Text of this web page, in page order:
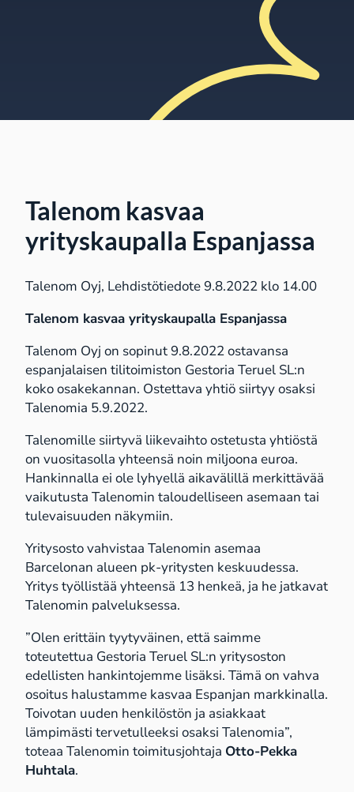
Talenom kasvaa
yrityskaupalla Espanjassa
Talenom Oyj, Lehdistötiedote 9.8.2022 klo 14.00
Talenom kasvaa yrityskaupalla Espanjassa
Talenom Oyj on sopinut 9.8.2022 ostavansa
espanjalaisen tilitoimiston Gestoria Teruel SL:n
koko osakekannan. Ostettava yhtiö siirtyy osaksi
Talenomia 5.9.2022.
Talenomille siirtyvä liikevaihto ostetusta yhtiöstä
on vuositasolla yhteensä noin miljoona euroa.
Hankinnalla ei ole lyhyellä aikavälillä merkittävää
vaikutusta Talenomin taloudelliseen asemaan tai
tulevaisuuden näkymiin.
Yritysosto vahvistaa Talenomin asemaa
Barcelonan alueen pk-yritysten keskuudessa.
Yritys työllistää yhteensä 13 henkeä, ja he jatkavat
Talenomin palveluksessa.
”Olen erittäin tyytyväinen, että saimme
toteutettua Gestoria Teruel SL:n yritysoston
edellisten hankintojemme lisäksi. Tämä on vahva
osoitus halustamme kasvaa Espanjan markkinalla.
Toivotan uuden henkilöstön ja asiakkaat
lämpimästi tervetulleeksi osaksi Talenomia”,
toteaa Talenomin toimitusjohtaja Otto-Pekka
Huhtala.